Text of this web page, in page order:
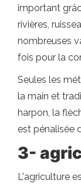
important
rivières,
nombreuses
fois pour la
Seules les
la main et
harpon, la
est pénalisée
3-
L'agriculture